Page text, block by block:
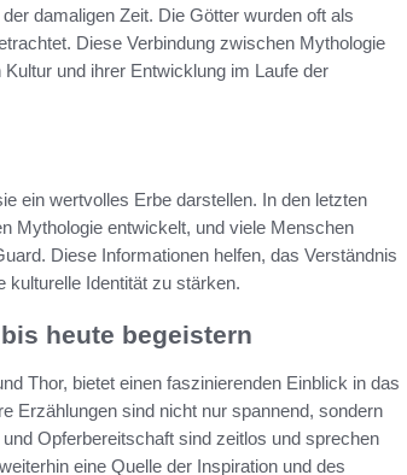
damaligen Zeit. Die Götter wurden oft als
Diese Verbindung zwischen Mythologie
und ihrer Entwicklung im Laufe der
ein wertvolles Erbe darstellen. In den letzten
Mythologie entwickelt, und viele Menschen
Diese Informationen helfen, das Verständnis
kulturelle Identität zu stärken.
heute begeistern
Thor, bietet einen faszinierenden Einblick in das
Erzählungen sind nicht nur spannend, sondern
Opferbereitschaft sind zeitlos und sprechen
eine Quelle der Inspiration und des